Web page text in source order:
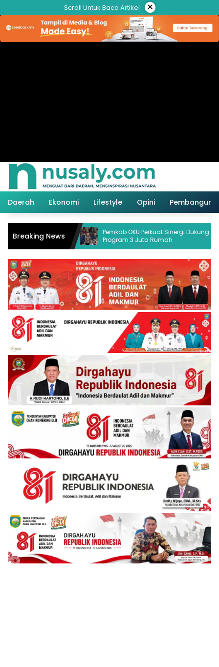
ke
konten
Scroll Untuk Baca Artikel ×
Daerah Ekonomi Lifestyle Opini
Breaking News
Desak
Pemkab OKU Perkuat Sinergi Dukung
Program 3 Juta Rumah